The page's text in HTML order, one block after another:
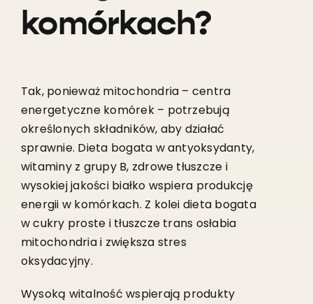
komórkach?
Tak, ponieważ mitochondria – centra
energetyczne komórek – potrzebują
określonych składników, aby działać
sprawnie. Dieta bogata w antyoksydanty,
witaminy z grupy B, zdrowe tłuszcze i
wysokiej jakości białko wspiera produkcję
energii w komórkach. Z kolei dieta bogata
w cukry proste i tłuszcze trans osłabia
mitochondria i zwiększa stres
oksydacyjny.
Wysoką witalność wspierają produkty